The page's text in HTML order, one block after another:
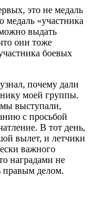
это не медаль
медаль «участника
выдать
они тоже
боевых
почему дали
моей группы.
выступали,
с просьбой
В тот день,
вылет, и летчики
важного
наградами не
правым делом.